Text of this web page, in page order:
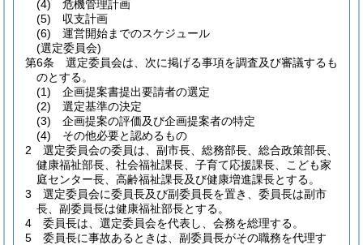
(4)
危機管理計画
(5)
収支計画
(6)
運営開始までのスケジュール
(選定委員会)
第6条
選定委員会は、次に掲げる事項を調査及び審議するも
のとする。
(1)
企画提案書提出要請者の選定
(2)
選定基準の決定
(3)
企画提案の評価及び企画提案者の特定
(4)
その他必要と認めるもの
2
選定委員会の委員は、副市長、総務部長、総合政策部長、
健康福祉部長、社会福祉課長、子育て応援課長、こども家
庭センター長、高齢福祉課長及び健康増進課長とする。
3
選定委員会に委員長及び副委員長を置き、委員長は副市
長、副委員長は健康福祉部長とする。
4
委員長は、選定委員会を代表し、会務を総理する。
5
委員長に事故あるときは、副委員長がその職務を代理す